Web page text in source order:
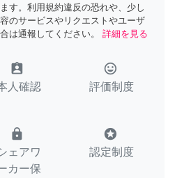
す。利用規約違反の恐れや、少し
のサービスやリクエストやユーザ
は通報してください。
詳細を見る
assignment_ind
人確認
tag_faces
評価制度
lock
ェアワ
カー保
stars
認定制度